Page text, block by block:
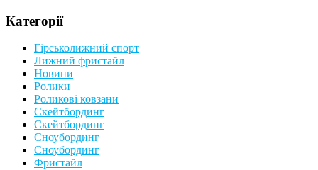
Категорії
Гірськолижний спорт
Лижний фристайл
Новини
Ролики
Роликові ковзани
Скейтбординг
Скейтбординг
Сноубординг
Сноубординг
Фристайл